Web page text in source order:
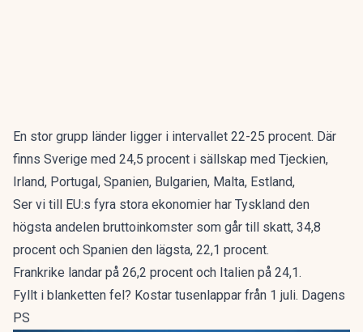
En stor grupp länder ligger i intervallet 22-25 procent. Där
finns Sverige med 24,5 procent i sällskap med Tjeckien,
Irland, Portugal, Spanien, Bulgarien, Malta, Estland,
Ser vi till EU:s fyra stora ekonomier har Tyskland den
högsta andelen bruttoinkomster som går till skatt, 34,8
procent och Spanien den lägsta, 22,1 procent.
Frankrike landar på 26,2 procent och Italien på 24,1.
Fyllt i blanketten fel? Kostar tusenlappar från 1 juli. Dagens
PS